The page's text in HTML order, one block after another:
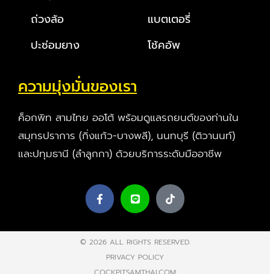
ถ่วงล้อ
ปะซ่อมยาง
แบตเตอรี่
โช้คอัพ
ความมุ่งมั่นของเรา
ค็อกพิท สามไทย ออโต้ พร้อมดูแลรถยนต์ของท่านใน
สมุทรปราการ (กิ่งแก้ว-บางพลี), นนทบุรี (ติวานนท์)
และปทุมธานี (ลำลูกกา) ด้วยบริการระดับมืออาชีพ
© 2026 ALL RIGHTS RESERVED​.
PRIVACY POLICY